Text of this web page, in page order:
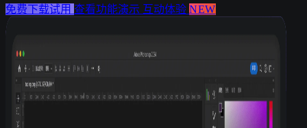
免费下载试用 查看功能演示 互动体验 NEW